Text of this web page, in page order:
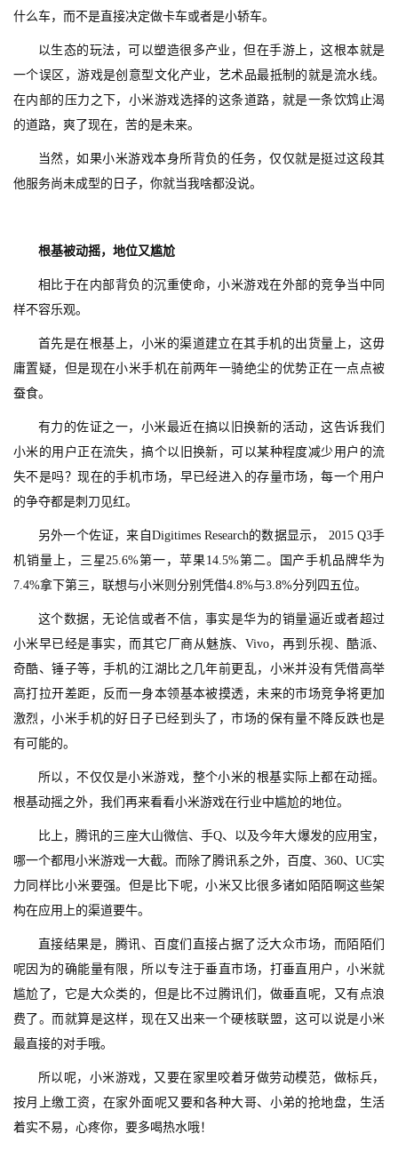
游
茶
对
接
上
站
中
中
国
什么车，而不是直接决定做卡车或者是小轿车。
以生态的玩法，可以塑造很多产业，但在手游上，这根本就是
一个误区，游戏是创意型文化产业，艺术品最抵制的就是流水线。
在内部的压力之下，小米游戏选择的这条道路，就是一条饮鸩止渴
的道路，爽了现在，苦的是未来。
当然，如果小米游戏本身所背负的任务，仅仅就是挺过这段其
他服务尚未成型的日子，你就当我啥都没说。
根基被动摇，地位又尴尬
相比于在内部背负的沉重使命，小米游戏在外部的竞争当中同
样不容乐观。
首先是在根基上，小米的渠道建立在其手机的出货量上，这毋
庸置疑，但是现在小米手机在前两年一骑绝尘的优势正在一点点被
蚕食。
有力的佐证之一，小米最近在搞以旧换新的活动，这告诉我们
小米的用户正在流失，搞个以旧换新，可以某种程度减少用户的流
失不是吗？现在的手机市场，早已经进入的存量市场，每一个用户
的争夺都是刺刀见红。
另外一个佐证，来自Digitimes Research的数据显示， 2015 Q3手
机销量上，三星25.6%第一，苹果14.5%第二。国产手机品牌华为
7.4%拿下第三，联想与小米则分别凭借4.8%与3.8%分列四五位。
这个数据，无论信或者不信，事实是华为的销量逼近或者超过
小米早已经是事实，而其它厂商从魅族、Vivo，再到乐视、酷派、
奇酷、锤子等，手机的江湖比之几年前更乱，小米并没有凭借高举
高打拉开差距，反而一身本领基本被摸透，未来的市场竞争将更加
激烈，小米手机的好日子已经到头了，市场的保有量不降反跌也是
有可能的。
所以，不仅仅是小米游戏，整个小米的根基实际上都在动摇。
根基动摇之外，我们再来看看小米游戏在行业中尴尬的地位。
比上，腾讯的三座大山微信、手Q、以及今年大爆发的应用宝，
哪一个都甩小米游戏一大截。而除了腾讯系之外，百度、360、UC实
力同样比小米要强。但是比下呢，小米又比很多诸如陌陌啊这些架
构在应用上的渠道要牛。
直接结果是，腾讯、百度们直接占据了泛大众市场，而陌陌们
呢因为的确能量有限，所以专注于垂直市场，打垂直用户，小米就
尴尬了，它是大众类的，但是比不过腾讯们，做垂直呢，又有点浪
费了。而就算是这样，现在又出来一个硬核联盟，这可以说是小米
最直接的对手哦。
所以呢，小米游戏，又要在家里咬着牙做劳动模范，做标兵，
按月上缴工资，在家外面呢又要和各种大哥、小弟的抢地盘，生活
着实不易，心疼你，要多喝热水哦！